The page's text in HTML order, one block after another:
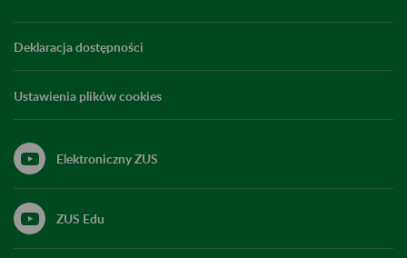
Deklaracja dostępności
Ustawienia plików cookies
Elektroniczny ZUS
ZUS Edu